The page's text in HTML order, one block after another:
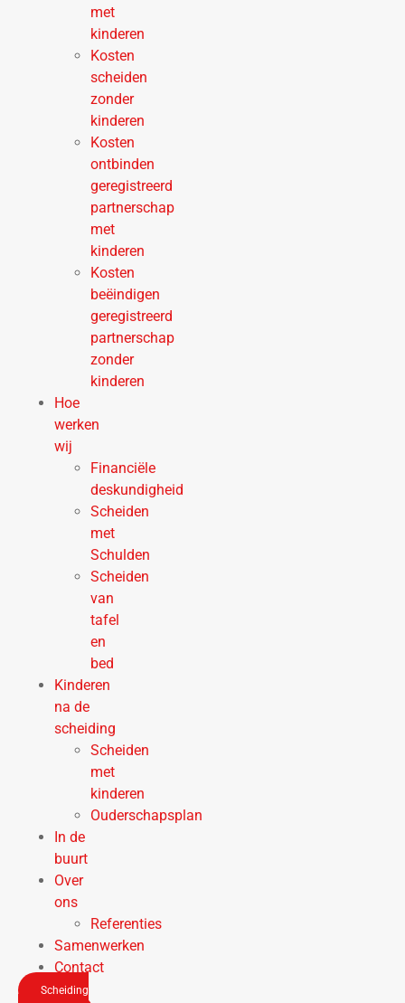
met
kinderen
Kosten
scheiden
zonder
kinderen
Kosten
ontbinden
geregistreerd
partnerschap
met
kinderen
Kosten
beëindigen
geregistreerd
partnerschap
zonder
kinderen
Hoe
werken
wij
Financiële
deskundigheid
Scheiden
met
Schulden
Scheiden
van
tafel
en
bed
Kinderen
na de
scheiding
Scheiden
met
kinderen
Ouderschapsplan
In de
buurt
Over
ons
Referenties
Samenwerken
Contact
Scheiding